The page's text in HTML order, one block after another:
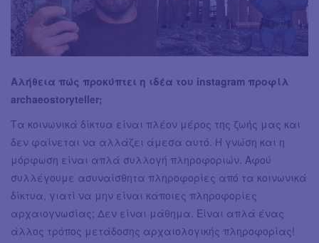
Αλήθεια πώς προκύπτει η ιδέα του instagram προφίλ
archaeostoryteller;
Τα κοινωνικά δίκτυα είναι πλέον μέρος της ζωής μας και
δεν φαίνεται να αλλάζει άμεσα αυτό. Η γνώση και η
μόρφωση είναι απλά συλλογή πληροφοριών. Αφού
συλλέγουμε ασυναίσθητα πληροφορίες από τα κοινωνικά
δίκτυα, γιατί να μην είναι κάποιες πληροφορίες
αρχαιογνωσίας; Δεν είναι μάθημα. Είναι απλά ένας
άλλος τρόπος μετάδοσης αρχαιολογικής πληροφορίας!